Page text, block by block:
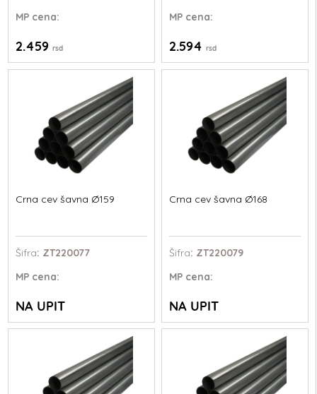
MP cena:
2.459rsd
MPcena:
2.594 rsd
Crna cev šavna Ø159
Šifra: ZT220077
MP cena:
NA UPIT
Crna cev šavna Ø168
Šifra: ZT220079
MPcena:
NA UPIT